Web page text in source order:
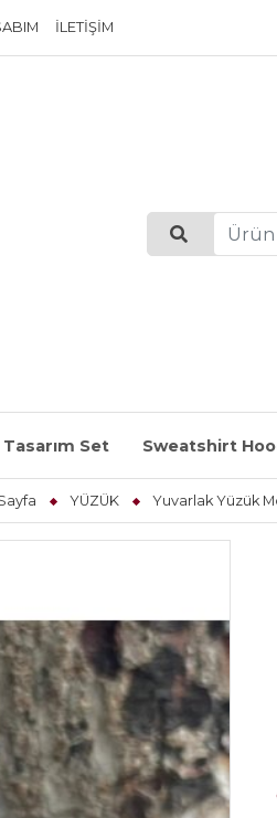
İLETIŞIM
Set Sweatshirt
YÜZÜK Yuvarlak Yüzük